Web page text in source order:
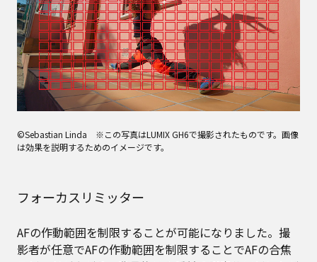
©Sebastian Linda ※この写真はLUMIX GH6で撮影されたものです。画像
は効果を説明するためのイメージです。
フォーカスリミッター
AFの作動範囲を制限することが可能になりました。撮
影者が任意でAFの作動範囲を制限することでAFの合焦